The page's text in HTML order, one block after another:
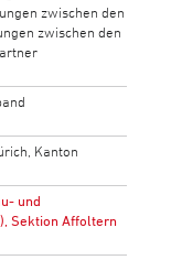
zwischen den
zwischen den
Kanton
und
Sektion Affoltern